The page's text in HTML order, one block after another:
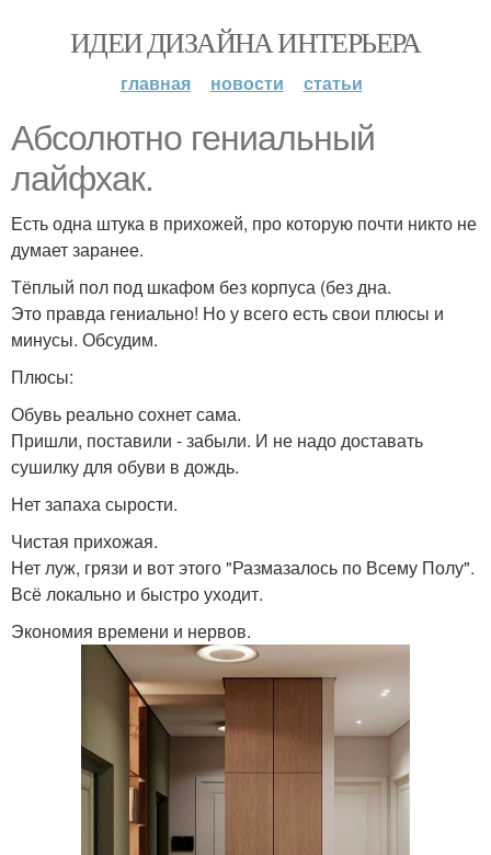
ИДЕИ ДИЗАЙНА ИНТЕРЬЕРА
главная новости статьи
Абсолютно гениальный
лайфхак.
Есть одна штука в прихожей, про которую почти никто не
думает заранее.
Тёплый пол под шкафом без корпуса (без дна.
Это правда гениально! Но у всего есть свои плюсы и
минусы. Обсудим.
Плюсы:
Обувь реально сохнет сама.
Пришли, поставили - забыли. И не надо доставать
сушилку для обуви в дождь.
Нет запаха сырости.
Чистая прихожая.
Нет луж, грязи и вот этого "Размазалось по Всему Полу".
Всё локально и быстро уходит.
Экономия времени и нервов.